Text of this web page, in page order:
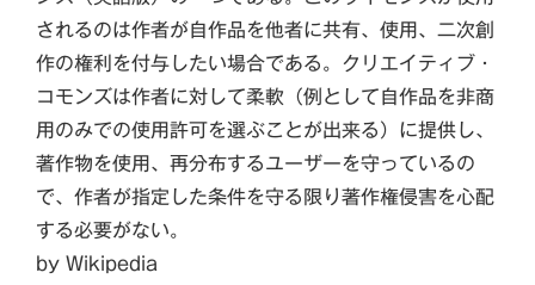
されるのは作者が自作品を他者に共有、使用、二次創
作の権利を付与したい場合である。クリエイティブ・
コモンズは作者に対して柔軟（例として自作品を非商
用のみでの使用許可を選ぶことが出来る）に提供し、
著作物を使用、再分布するユーザーを守っているの
で、作者が指定した条件を守る限り著作権侵害を心配
する必要がない。
by Wikipedia